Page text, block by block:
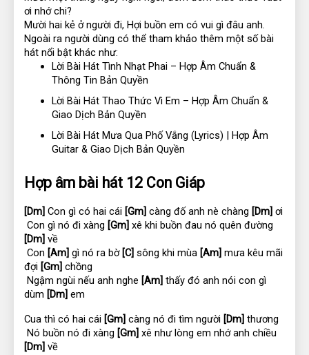
ơi nhớ chi?
Mười hai kẻ ở người đi, Hợi buồn em có vui gì đâu anh.
Ngoài ra người dùng có thể tham khảo thêm một số bài
hát nổi bật khác như:
Lời Bài Hát Tình Nhạt Phai – Hợp Âm Chuẩn &
Thông Tin Bản Quyền
Lời Bài Hát Thao Thức Vì Em – Hợp Âm Chuẩn &
Giao Dịch Bản Quyền
Lời Bài Hát Mưa Qua Phố Vắng (Lyrics) | Hợp Âm
Guitar & Giao Dịch Bản Quyền
Hợp âm bài hát 12 Con Giáp
[Dm] Con gì có hai cái [Gm] càng đố anh nè chàng [Dm] ơi
Con gì nó đi xàng [Gm]
[Dm] về
Con [Am] gì nó ra bờ [C] sông khi mùa [Am] mưa kêu mãi
đợi [Gm] chồng
Ngậm ngùi nếu anh nghe [Am] thấy đó anh nói con gì
dùm [Dm] em
Cua thì có hai cái [Gm] càng nó đi tìm người [Dm] thương
Nó buồn nó đi xàng [Gm]
[Dm] về